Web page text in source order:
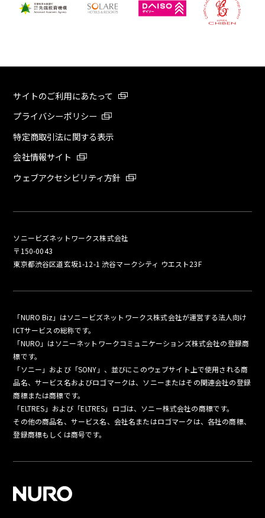
サイトのご利用にあたって
プライバシーポリシー
特定商取引法に関する表示
会社情報サイト
ウェブアクセシビリティ方針
ソニービズネットワークス株式会社
〒150-0043
東京都渋谷区道玄坂1-12-1 渋谷マークシティ ウエスト23F
「NURO Biz」はソニービズネットワークス株式会社が運営する法人向け
ICTサービスの総称です。
「NURO」はソニーネットワークコミュニケーションズ株式会社の登録商
標です。
「ソニー」および「SONY」、並びにこのウェブサイト上で使用される商
品名、サービス名およびロゴマークは、ソニーまたはその関連会社の登録
商標または商標です。
「ELTRES」および「ELTRES」ロゴは、ソニー株式会社の商標です。
その他の商品名、サービス名、会社名またはロゴマークは、各社の商標、
登録商標もしくは商号です。